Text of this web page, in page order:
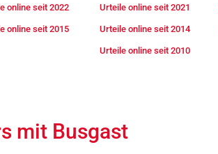
online seit 2022 Urteile online seit 2021
online seit 2015 Urteile online seit 2014
Urteile online seit 2010
mit Busgast